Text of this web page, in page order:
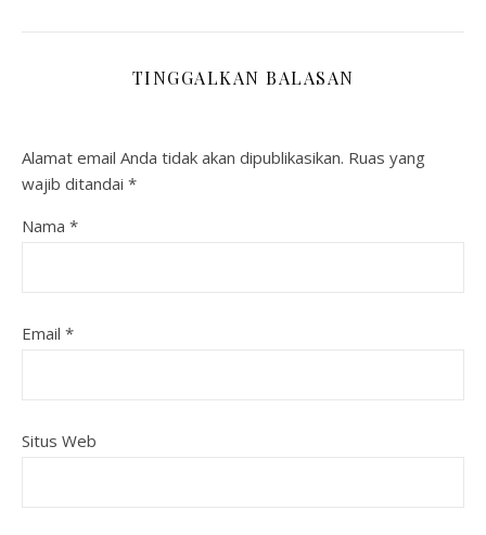
TINGGALKAN BALASAN
Alamat email Anda tidak akan dipublikasikan. Ruas yang
wajib ditandai *
Nama *
Email *
Situs Web